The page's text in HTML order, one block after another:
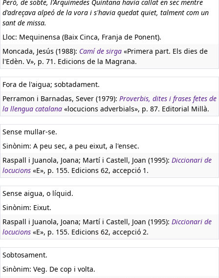
Però, de sobte, l'Arquimedes Quintana havia callat en sec mentre
d'adreçava alpeó de la vora i s'havia quedat quiet, talment com un
sant de missa.
Lloc: Mequinensa (Baix Cinca, Franja de Ponent).
Moncada, Jesús (1988): Camí de sirga «Primera part. Els dies de
l'Edèn. V», p. 71. Edicions de la Magrana.
Fora de l'aigua; sobtadament.
Perramon i Barnadas, Sever (1979): Proverbis, dites i frases fetes de
la llengua catalana «locucions adverbials», p. 87. Editorial Millà.
Sense mullar-se.
Sinònim: A peu sec, a peu eixut, a l'ensec.
Raspall i Juanola, Joana; Martí i Castell, Joan (1995): Diccionari de
locucions «E», p. 155. Edicions 62, accepció 1.
Sense aigua, o líquid.
Sinònim: Eixut.
Raspall i Juanola, Joana; Martí i Castell, Joan (1995): Diccionari de
locucions «E», p. 155. Edicions 62, accepció 2.
Sobtosament.
Sinònim: Veg. De cop i volta.